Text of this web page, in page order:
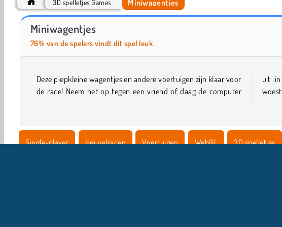
Miniknabbelaar
3D spelletjes Games Miniwagentjes
Miniwagentjes
76% van de spelers vindt dit spel leuk
Deze piepkleine wagentjes en andere voertuigen zijn klaar voor
de race! Neem het op tegen een vriend of daag de computer
uit in dit online 3D-racespel. Scheur met je auto over de
Single-player Heuvelracen Voertuigen WebGL 3D spelletjes